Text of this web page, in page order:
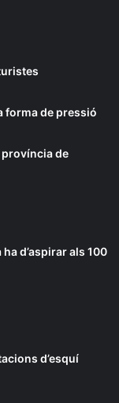
forma de pressió
província de
ha d’aspirar als 100
d’esquí